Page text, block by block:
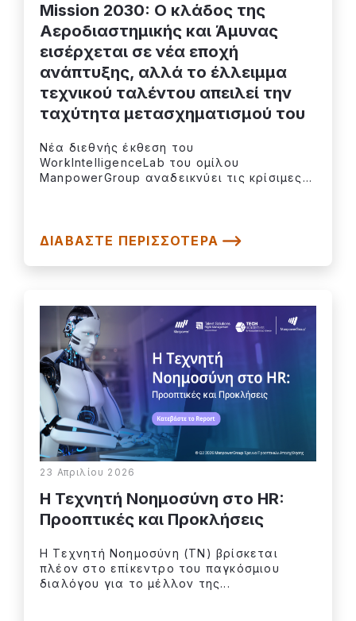
Mission 2030: Ο κλάδος της
Αεροδιαστημικής και Άμυνας
εισέρχεται σε νέα εποχή
ανάπτυξης, αλλά το έλλειμμα
τεχνικού ταλέντου απειλεί την
ταχύτητα μετασχηματισμού του
Νέα διεθνής έκθεση του
WorkIntelligenceLab του ομίλου
ManpowerGroup αναδεικνύει τις κρίσιμες...
ΔΙΑΒΆΣΤΕ ΠΕΡΙΣΣΌΤΕΡΑ
23 Απριλίου 2026
Η Τεχνητή Νοημοσύνη στο HR:
Προοπτικές και Προκλήσεις
Η Τεχνητή Νοημοσύνη (ΤΝ) βρίσκεται
πλέον στο επίκεντρο του παγκόσμιου
διαλόγου για το μέλλον της...